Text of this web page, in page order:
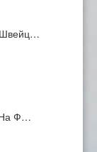
Швейц…
На Ф…